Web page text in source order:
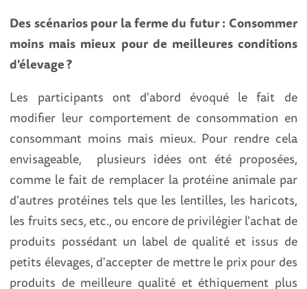
Des scénarios pour la ferme du futur : Consommer
moins mais mieux pour de meilleures conditions
d'élevage ?
Les participants ont d'abord évoqué le fait de
modifier leur comportement de consommation en
consommant moins mais mieux. Pour rendre cela
envisageable, plusieurs idées ont été proposées,
comme le fait de remplacer la protéine animale par
d'autres protéines tels que les lentilles, les haricots,
les fruits secs, etc., ou encore de privilégier l'achat de
produits possédant un label de qualité et issus de
petits élevages, d'accepter de mettre le prix pour des
produits de meilleure qualité et éthiquement plus